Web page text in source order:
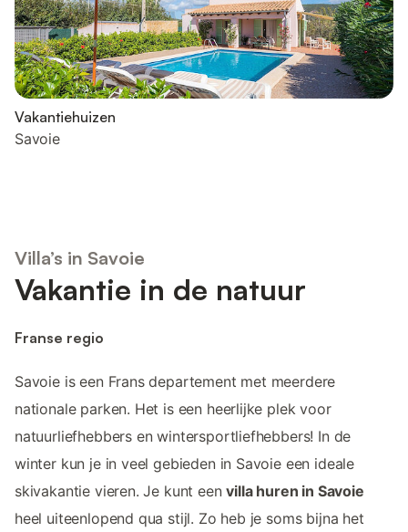
Vakantiehuizen
Savoie
Villa’s in Savoie
Vakantie in de natuur
Franse regio
Savoie is een Frans departement met meerdere
nationale parken. Het is een heerlijke plek voor
natuurliefhebbers en wintersportliefhebbers! In de
winter kun je in veel gebieden in Savoie een ideale
skivakantie vieren. Je kunt eenvilla huren in Savoie
heel uiteenlopend qua stijl. Zo heb je soms bijna het